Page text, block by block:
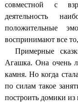
совместной с
деятельность
положительные
воспринимают все
Примерные
Агашка. Она очень
камня. Но когда
по силам такое
построить домики